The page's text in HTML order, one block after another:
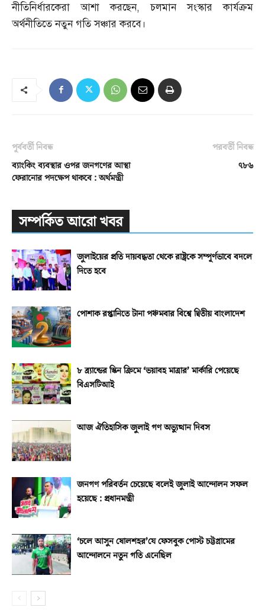
নীতিনির্ধারকেরা আশা করছেন,চলমান সংস্কার কার্যক্রম
অর্থনীতিতে নতুন গতি সঞ্চার করবে।
পূর্ববর্তী নিবন্ধ
ব্যাংকিং ব্যবস্থার ওপর জনগণের আস্থা
ফেরানোর পদক্ষেপ থাকবে : অর্থমন্ত্রী
পরবর্তী নিবন্ধ
৭৮৬
সম্পর্কিত আরো খবর
জুলাইয়ের প্রতি দায়বদ্ধতা থেকে রাষ্ট্রকে সম্পূর্ণভাবে বদলে
দিতে হবে
পোশাক রপ্তানিতে টানা পঞ্চমবার বিশ্বে দ্বিতীয় বাংলাদেশ
৮ ব্র্যান্ডের স্কিন ক্রিমে ‘ভয়াবহ মাত্রার’ মার্কারি পেয়েছে
বিএসটিআই
আজ ঐতিহাসিক জুলাই গণ অভ্যুত্থান দিবস
জনগণ পরিবর্তন চেয়েছে বলেই জুলাই আন্দোলন সফল
হয়েছে : প্রধানমন্ত্রী
‘চলে আসুন ষোলশহর’যে ফেসবুক পোস্ট চট্টগ্রামের
আন্দোলনে নতুন গতি এনেছিল